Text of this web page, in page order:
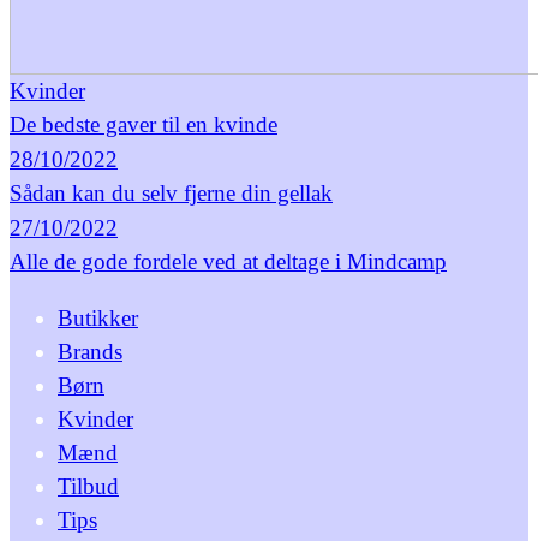
Kvinder
De bedste gaver til en kvinde
28/10/2022
Sådan kan du selv fjerne din gellak
27/10/2022
Alle de gode fordele ved at deltage i Mindcamp
Butikker
Brands
Børn
Kvinder
Mænd
Tilbud
Tips